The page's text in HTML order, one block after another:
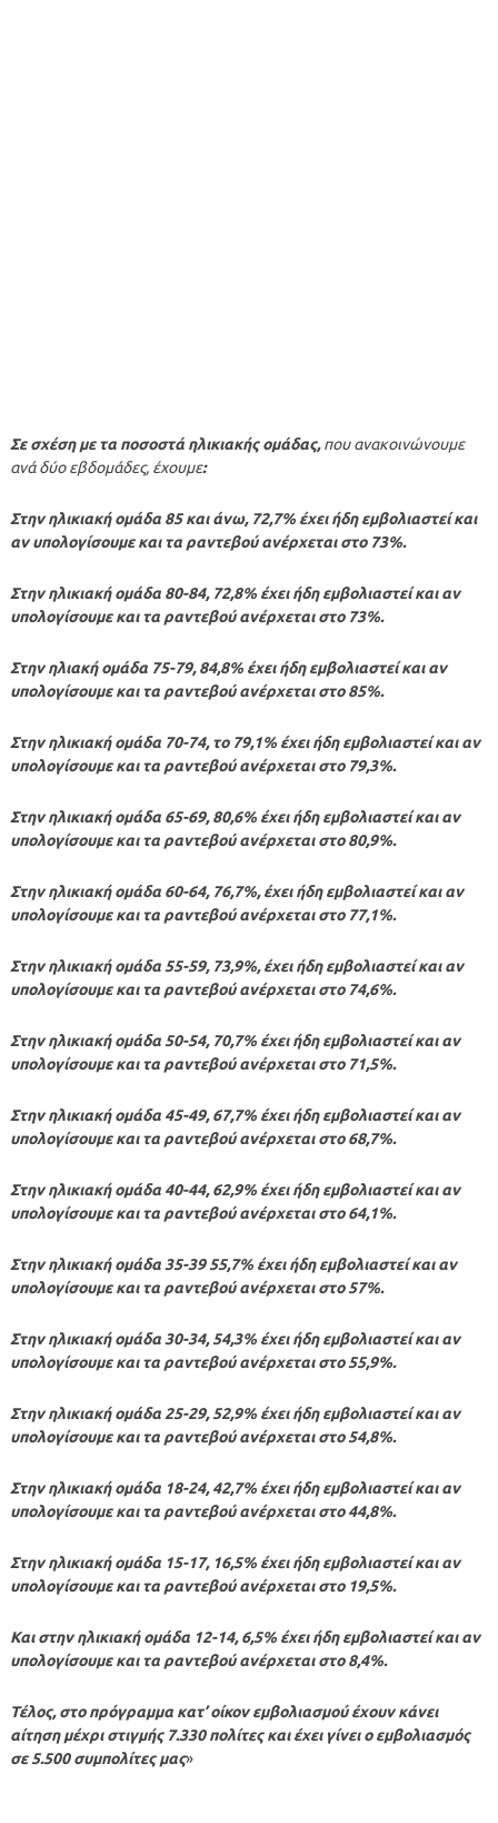
Σε σχέση με τα ποσοστά ηλικιακής ομάδας,που ανακοινώνουμε
ανά δύο εβδομάδες, έχουμε:
Στην ηλικιακή ομάδα 85 και άνω, 72,7% έχει ήδη εμβολιαστεί και
αν υπολογίσουμε και τα ραντεβού ανέρχεται στο 73%.
Στην ηλικιακή ομάδα 80-84, 72,8% έχει ήδη εμβολιαστεί και αν
υπολογίσουμε και τα ραντεβού ανέρχεται στο 73%.
Στην ηλιακή ομάδα 75-79, 84,8% έχει ήδη εμβολιαστεί και αν
υπολογίσουμε και τα ραντεβού ανέρχεται στο 85%.
Στην ηλικιακή ομάδα 70-74, το 79,1% έχει ήδη εμβολιαστεί και αν
υπολογίσουμε και τα ραντεβού ανέρχεται στο 79,3%.
Στην ηλικιακή ομάδα 65-69, 80,6% έχει ήδη εμβολιαστεί και αν
υπολογίσουμε και τα ραντεβού ανέρχεται στο 80,9%.
Στην ηλικιακή ομάδα 60-64, 76,7%, έχει ήδη εμβολιαστεί και αν
υπολογίσουμε και τα ραντεβού ανέρχεται στο 77,1%.
Στην ηλικιακή ομάδα 55-59, 73,9%, έχει ήδη εμβολιαστεί και αν
υπολογίσουμε και τα ραντεβού ανέρχεται στο 74,6%.
Στην ηλικιακή ομάδα 50-54, 70,7% έχει ήδη εμβολιαστεί και αν
υπολογίσουμε και τα ραντεβού ανέρχεται στο 71,5%.
Στην ηλικιακή ομάδα 45-49, 67,7% έχει ήδη εμβολιαστεί και αν
υπολογίσουμε και τα ραντεβού ανέρχεται στο 68,7%.
Στην ηλικιακή ομάδα 40-44, 62,9% έχει ήδη εμβολιαστεί και αν
υπολογίσουμε και τα ραντεβού ανέρχεται στο 64,1%.
Στην ηλικιακή ομάδα 35-39 55,7% έχει ήδη εμβολιαστεί και αν
υπολογίσουμε και τα ραντεβού ανέρχεται στο 57%.
Στην ηλικιακή ομάδα 30-34, 54,3% έχει ήδη εμβολιαστεί και αν
υπολογίσουμε και τα ραντεβού ανέρχεται στο 55,9%.
Στην ηλικιακή ομάδα 25-29, 52,9% έχει ήδη εμβολιαστεί και αν
υπολογίσουμε και τα ραντεβού ανέρχεται στο 54,8%.
Στην ηλικιακή ομάδα 18-24, 42,7% έχει ήδη εμβολιαστεί και αν
υπολογίσουμε και τα ραντεβού ανέρχεται στο 44,8%.
Στην ηλικιακή ομάδα 15-17, 16,5% έχει ήδη εμβολιαστεί και αν
υπολογίσουμε και τα ραντεβού ανέρχεται στο 19,5%.
Και στην ηλικιακή ομάδα 12-14, 6,5% έχει ήδη εμβολιαστεί και αν
υπολογίσουμε και τα ραντεβού ανέρχεται στο 8,4%.
Τέλος, στο πρόγραμμα κατ’ οίκον εμβολιασμού έχουν κάνει
αίτηση μέχρι στιγμής 7.330 πολίτες και έχει γίνει ο εμβολιασμός
σε 5.500 συμπολίτες μας»